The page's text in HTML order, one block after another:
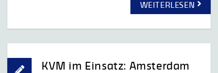
WEITERLESEN
KVM im Einsatz: Amsterdam